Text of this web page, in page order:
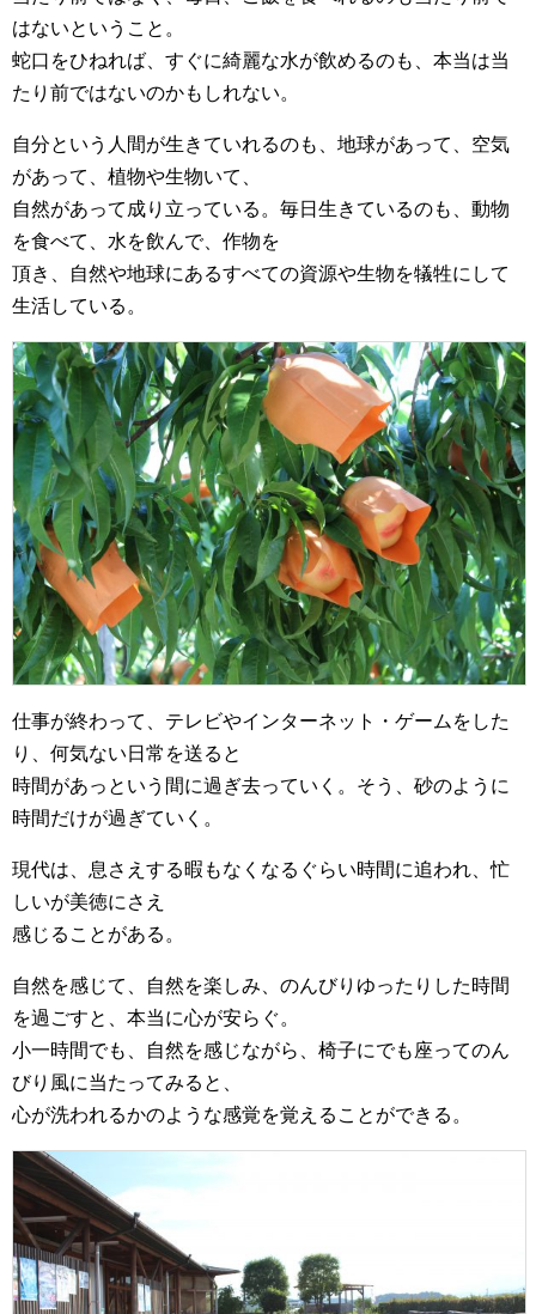
はないということ。
蛇口をひねれば、すぐに綺麗な水が飲めるのも、本当は当
たり前ではないのかもしれない。
自分という人間が生きていれるのも、地球があって、空気
があって、植物や生物いて、
自然があって成り立っている。毎日生きているのも、動物
を食べて、水を飲んで、作物を
頂き、自然や地球にあるすべての資源や生物を犠牲にして
生活している。
仕事が終わって、テレビやインターネット・ゲームをした
り、何気ない日常を送ると
時間があっという間に過ぎ去っていく。そう、砂のように
時間だけが過ぎていく。
現代は、息さえする暇もなくなるぐらい時間に追われ、忙
しいが美徳にさえ
感じることがある。
自然を感じて、自然を楽しみ、のんびりゆったりした時間
を過ごすと、本当に心が安らぐ。
小一時間でも、自然を感じながら、椅子にでも座ってのん
びり風に当たってみると、
心が洗われるかのような感覚を覚えることができる。